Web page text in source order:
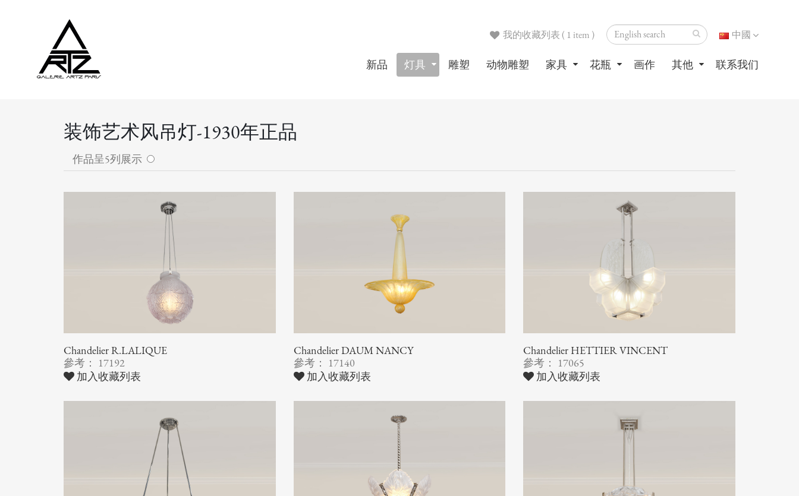
中國
我的收藏列表 ( 1 item )
新品 灯具 雕塑 动物雕塑 家具 花瓶 画作 其他 联系我们
装饰艺术风吊灯-1930年正品
作品呈5列展示
Chandelier R.LALIQUE
參考： 17192
加入收藏列表
Chandelier DAUM NANCY
參考： 17140
加入收藏列表
Chandelier HETTIER VINCENT
參考： 17065
加入收藏列表